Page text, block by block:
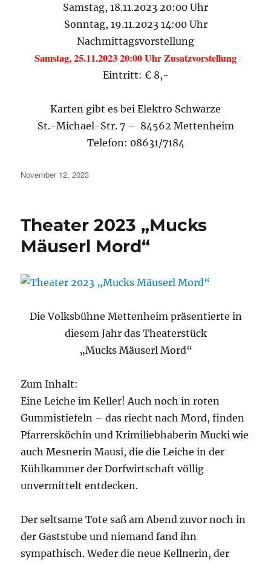
Samstag, 18.11.2023 20:00 Uhr
Sonntag, 19.11.2023 14:00 Uhr
Nachmittagsvorstellung
Samstag, 25.11.2023 20:00 Uhr Zusatzvorstellung
Eintritt: € 8,-
Karten gibt es bei Elektro Schwarze
St.-Michael-Str. 7 – 84562 Mettenheim
Telefon: 08631/7184
Veröffentlicht
November 12, 2023
Theater 2023 „Mucks
Mäuserl Mord“
Die Volksbühne Mettenheim präsentierte in
diesem Jahr das Theaterstück
„Mucks Mäuserl Mord“
Zum Inhalt:
Eine Leiche im Keller! Auch noch in roten
Gummistiefeln – das riecht nach Mord, finden
Pfarrersköchin und Krimiliebhaberin Mucki wie
auch Mesnerin Mausi, die die Leiche in der
Kühlkammer der Dorfwirtschaft völlig
unvermittelt entdecken.
Der seltsame Tote saß am Abend zuvor noch in
der Gaststube und niemand fand ihn
sympathisch. Weder die neue Kellnerin, der